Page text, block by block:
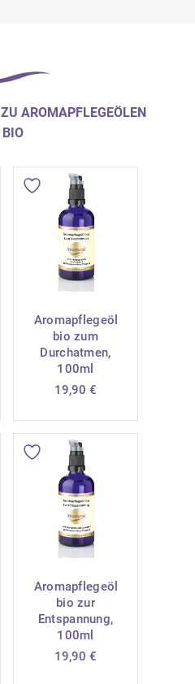
AROMAPFLEGEÖLEN
BIO
Aromapflegeöl
bio zum
Durchatmen,
100ml
19,90€
Aromapflegeöl
bio zur
Entspannung,
100ml
19,90€